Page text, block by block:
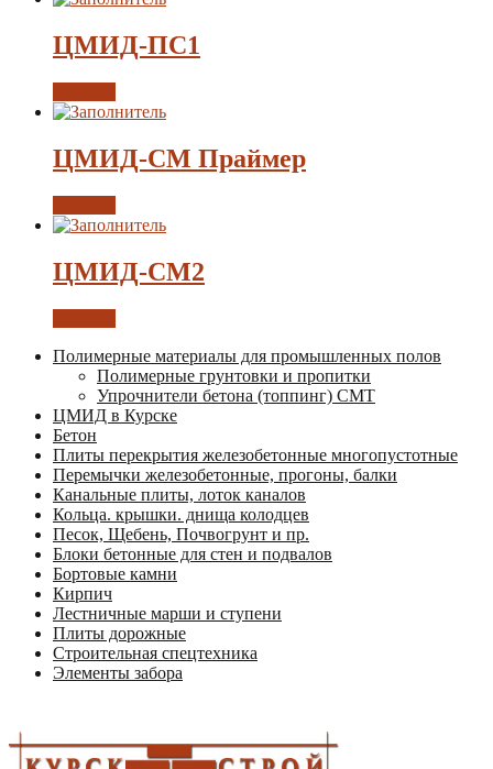
ЦМИД-ПС1
ЦМИД-СМ Праймер
ЦМИД-СМ2
Полимерные материалы для промышленных полов
Полимерные грунтовки и пропитки
Упрочнители бетона (топпинг) СМТ
ЦМИД в Курске
Бетон
Плиты перекрытия железобетонные многопустотные
Перемычки железобетонные, прогоны, балки
Канальные плиты, лоток каналов
Кольца. крышки. днища колодцев
Песок, Щебень, Почвогрунт и пр.
Блоки бетонные для стен и подвалов
Бортовые камни
Кирпич
Лестничные марши и ступени
Плиты дорожные
Строительная спецтехника
Элементы забора